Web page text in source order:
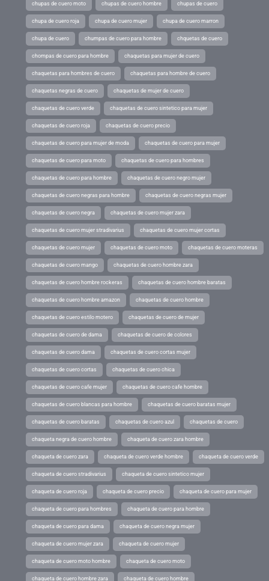
chupas de cuero moto chupas de cuero hombre chupas de cuero
chupa de cuero roja chupa de cuero mujer chupa de cuero marron
chupa de cuero chumpas de cuero para hombre chquetas de cuero
chompas de cuero para hombre chaquetas para mujer de cuero
chaquetas para hombres de cuero chaquetas para hombre de cuero
chaquetas negras de cuero chaquetas de mujer de cuero
chaquetas de cuero verde chaquetas de cuero sintetico para mujer
chaquetas de cuero roja chaquetas de cuero precio
chaquetas de cuero para mujer de moda chaquetas de cuero para mujer
chaquetas de cuero para moto chaquetas de cuero para hombres
chaquetas de cuero para hombre chaquetas de cuero negro mujer
chaquetas de cuero negras para hombre chaquetas de cuero negras mujer
chaquetas de cuero negra chaquetas de cuero mujer zara
chaquetas de cuero mujer stradivarius chaquetas de cuero mujer cortas
chaquetas de cuero mujer chaquetas de cuero moto chaquetas de cuero moteras
chaquetas de cuero mango chaquetas de cuero hombre zara
chaquetas de cuero hombre rockeras chaquetas de cuero hombre baratas
chaquetas de cuero hombre amazon chaquetas de cuero hombre
chaquetas de cuero estilo motero chaquetas de cuero de mujer
chaquetas de cuero de dama chaquetas de cuero de colores
chaquetas de cuero dama chaquetas de cuero cortas mujer
chaquetas de cuero cortas chaquetas de cuero chica
chaquetas de cuero cafe mujer chaquetas de cuero cafe hombre
chaquetas de cuero blancas para hombre chaquetas de cuero baratas mujer
chaquetas de cuero baratas chaquetas de cuero azul chaquetas de cuero
chaqueta negra de cuero hombre chaqueta de cuero zara hombre
chaqueta de cuero zara chaqueta de cuero verde hombre chaqueta de cuero verde
chaqueta de cuero stradivarius chaqueta de cuero sintetico mujer
chaqueta de cuero roja chaqueta de cuero precio chaqueta de cuero para mujer
chaqueta de cuero para hombres chaqueta de cuero para hombre
chaqueta de cuero para dama chaqueta de cuero negra mujer
chaqueta de cuero mujer zara chaqueta de cuero mujer
chaqueta de cuero moto hombre chaqueta de cuero moto
chaqueta de cuero hombre zara chaqueta de cuero hombre